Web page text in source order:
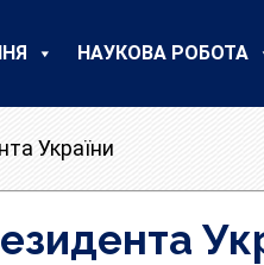
НАУКОВА РОБОТА
України